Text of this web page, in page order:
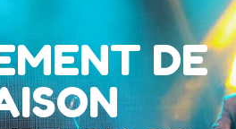
S
T
A
N
U
P